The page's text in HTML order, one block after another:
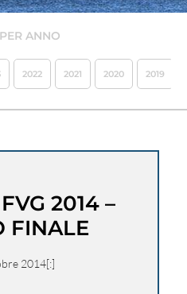
ANNO
2022 2021 2020 2019
2014 –
FINALE
2014[:]